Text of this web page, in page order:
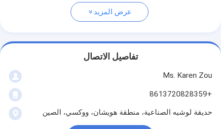
عرض المزيد
تفاصيل الاتصال
Ms. Karen Zou
+8613720828359
حديقة لوشيه الصناعية، منطقة هويشان، ووكسي، الصين